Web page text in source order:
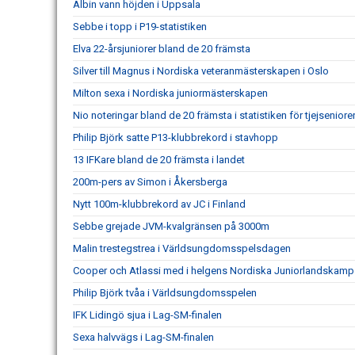
Albin vann höjden i Uppsala
Sebbe i topp i P19-statistiken
Elva 22-årsjuniorer bland de 20 främsta
Silver till Magnus i Nordiska veteranmästerskapen i Oslo
Milton sexa i Nordiska juniormästerskapen
Nio noteringar bland de 20 främsta i statistiken för
Philip Björk satte P13-klubbrekord i stavhopp
13 IFKare bland de 20 främsta i landet
200m-pers av Simon i Åkersberga
Nytt 100m-klubbrekord av JC i Finland
Sebbe grejade JVM-kvalgränsen på 3000m
Malin trestegstrea i Världsungdomsspelsdagen
Cooper och Atlassi med i helgens Nordiska Juniorlandskamp
Philip Björk tvåa i Världsungdomsspelen
IFK Lidingö sjua i Lag-SM-finalen
Sexa halvvägs i Lag-SM-finalen